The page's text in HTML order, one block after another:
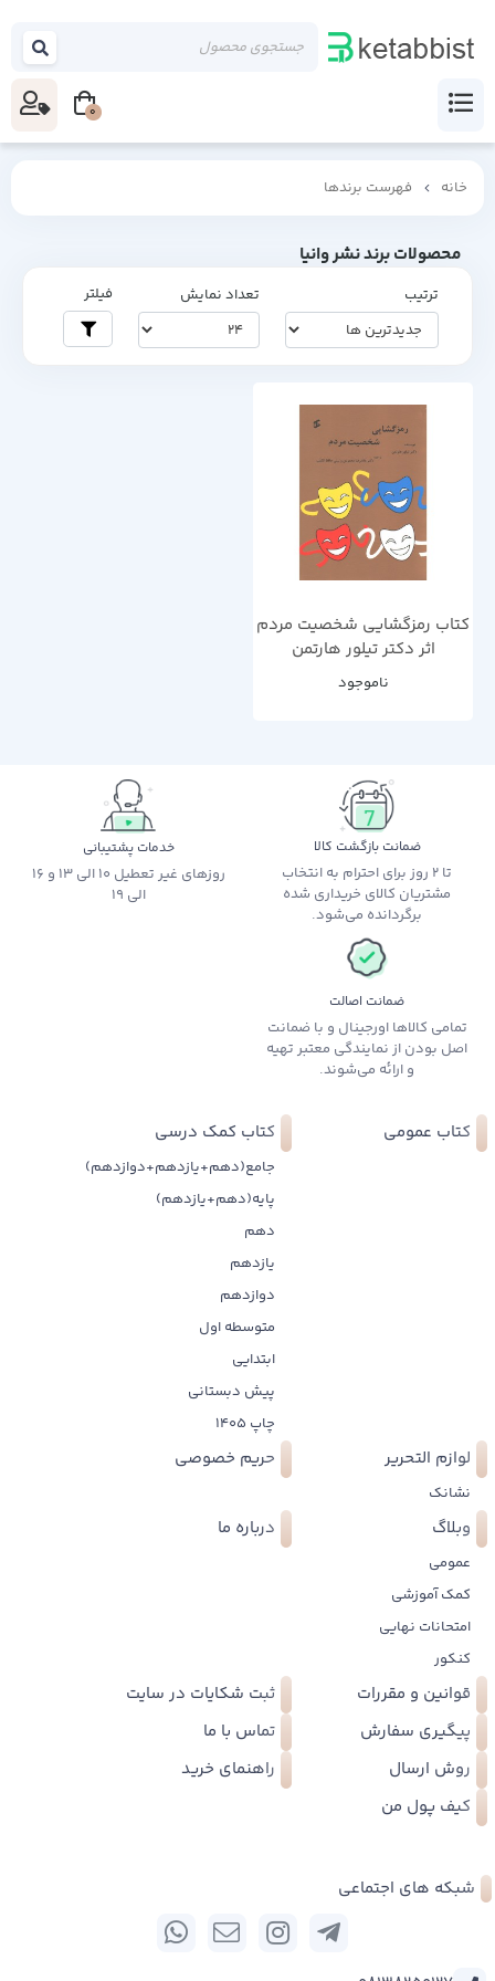
خانه فهرست برندها
محصولات برند نشر وانیا
ترتیب تعداد نمایش فیلتر
کتاب رمزگشایی شخصیت مردم
اثر دکتر تیلور هارتمن
ناموجود
ضمانت بازگشت کالا
تا 2 روز برای احترام به انتخاب
مشتریان کالای خریداری شده
برگردانده می‌شود.
خدمات پشتیبانی
روزهای غیر تعطیل 10 الی 13 و 16
الی 19
ضمانت اصالت
تمامی کالاها اورجینال و با ضمانت
اصل بودن از نمایندگی معتبر تهیه
و ارائه می‌شوند.
کتاب عمومی کتاب کمک درسی
جامع(دهم+یازدهم+دوازدهم)
پایه(دهم+یازدهم)
دهم
یازدهم
دوازدهم
متوسطه اول
ابتدایی
پیش دبستانی
چاپ 1405
لوازم التحریر
نشانک
حریم خصوصی
وبلاگ
عمومی
کمک آموزشی
امتحانات نهایی
کنکور
درباره ما
قوانین و مقررات
ثبت شکایات در سایت
پیگیری سفارش
تماس با ما
روش ارسال
راهنمای خرید
کیف پول من
شبکه های اجتماعی
0